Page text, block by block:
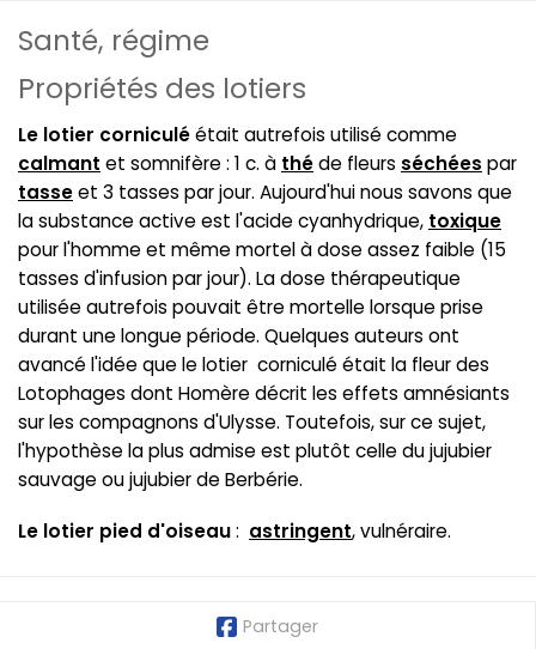
Santé, régime
Propriétés des lotiers
Le lotier corniculéétait autrefois utilisé comme
calmant et somnifère : 1 c. à théde fleurs séchées par
tasseet 3 tasses par jour. Aujourd'hui nous savons que
la substance active est l'acide cyanhydrique, toxique
pour l'homme et même mortel à dose assez faible (15
tasses d'infusion par jour). La dose thérapeutique
utilisée autrefois pouvait être mortelle lorsque prise
durant une longue période. Quelques auteurs ont
avancé l'idée que le lotier corniculé était la fleur des
Lotophages dont Homère décrit les effets amnésiants
sur les compagnons d'Ulysse. Toutefois, sur ce sujet,
l'hypothèse la plus admise est plutôt celle du jujubier
sauvage ou jujubier de Berbérie.
Le lotier pied d'oiseau: astringent, vulnéraire.
Partager